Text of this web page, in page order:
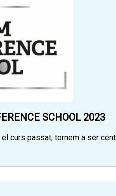
SCHOOL 2023
curs passat, tornem a ser